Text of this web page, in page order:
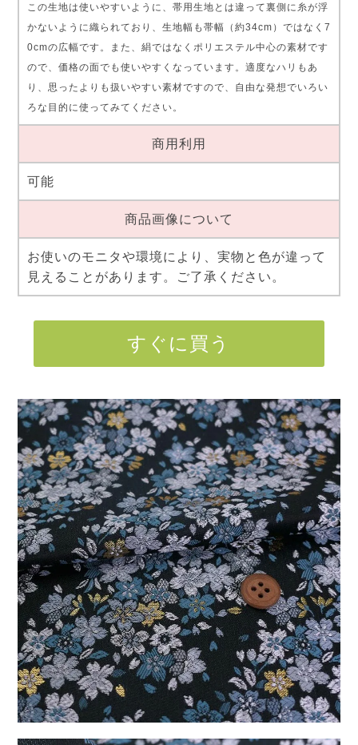
この生地は使いやすいように、帯用生地とは違って裏側に糸が浮
かないように織られており、生地幅も帯幅（約34cm）ではなく7
0cmの広幅です。また、絹ではなくポリエステル中心の素材です
ので、価格の面でも使いやすくなっています。適度なハリもあ
り、思ったよりも扱いやすい素材ですので、自由な発想でいろい
ろな目的に使ってみてください。
商用利用
可能
商品画像について
お使いのモニタや環境により、実物と色が違って
見えることがあります。ご了承ください。
すぐに買う